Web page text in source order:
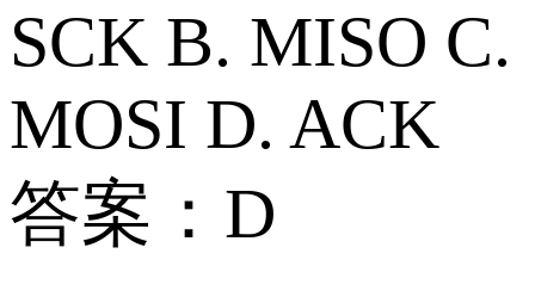
SCK B. MISO C.
MOSI D. ACK
答案：D